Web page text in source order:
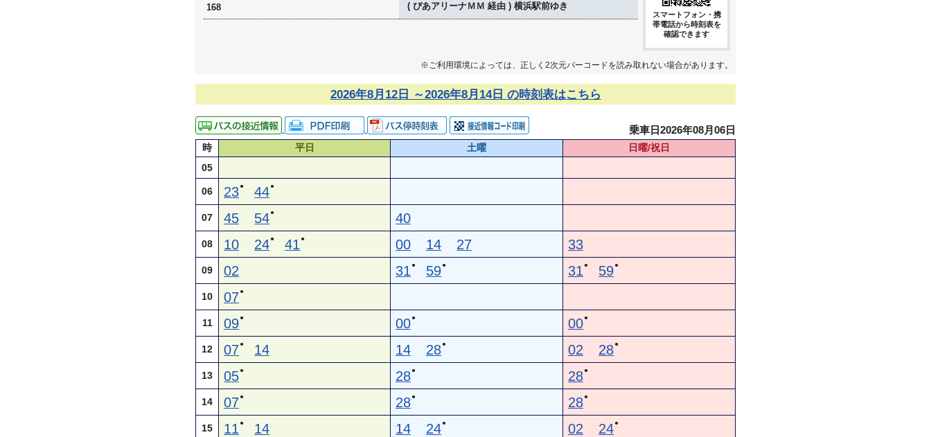
168 ( ぴあアリーナＭＭ 経由 ) 横浜駅前ゆき
スマートフォン・携
帯電話から時刻表を
確認できます
※ご利用環境によっては、正しく2次元バーコードを読み取れない場合があります。
2026年8月12日 ～2026年8月14日 の時刻表はこちら
乗車日2026年08月06日
時 平日 土曜
日曜/祝日
05
06 23● 44●
07 45 54● 40
08 10 24● 41 ● 00 14 27 33
09 02 31 ● 59● 31 ● 59●
10 07●
11 09● 00● 00●
12 07● 14 14 28● 02 28●
13 05● 28● 28●
14 07● 28● 28●
15 11 ● 14 14 24● 02 24●